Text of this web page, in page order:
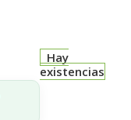
Hay
existencias